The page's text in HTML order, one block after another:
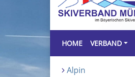
HOME VERBAND
Alpin